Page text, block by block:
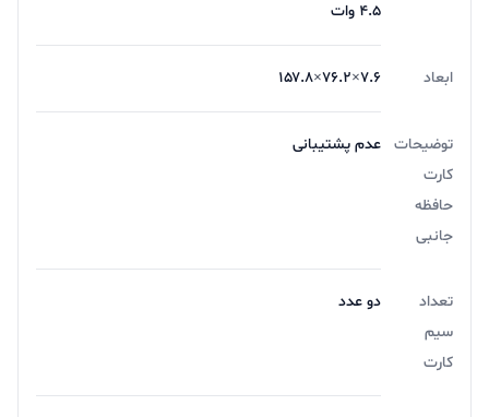
۴.۵ وات
ابعاد ۷.۶×۷۶.۲×۱۵۷.۸
توضیحات
کارت
حافظه
جانبی
عدم پشتیبانی
تعداد
سیم
کارت
دو عدد